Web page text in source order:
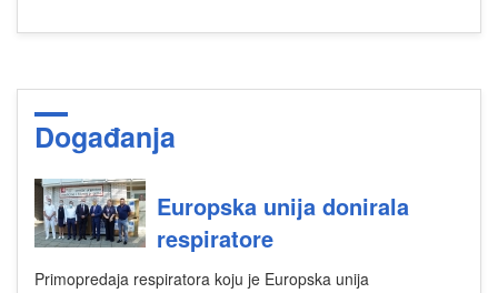
Događanja
Europska unija donirala
respiratore
Primopredaja respiratora koju je Europska unija